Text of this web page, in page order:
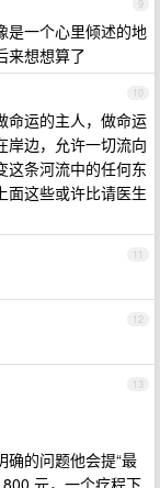
9
是一个心里倾述的地
来想想算了
10
命运的主人，做命运
岸边，允许一切流向
这条河流中的任何东
面这些或许比请医生
11
12
13
确的问题他会提“最
元，一个疗程下